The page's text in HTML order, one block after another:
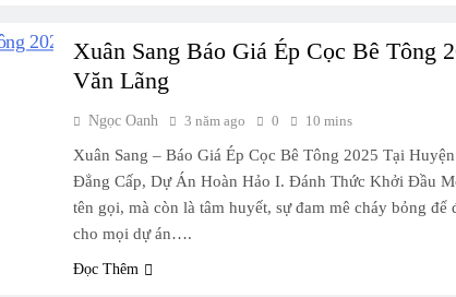
Xuân Sang Báo Giá Ép Cọc Bê Tông
Văn Lãng
Ngọc Oanh 3 năm ago 0 10 mins
Xuân Sang – Báo Giá Ép Cọc Bê Tông 2025 Tại
Đẳng Cấp, Dự Án Hoàn Hảo I. Đánh Thức Khởi Đầu
tên gọi, mà còn là tâm huyết, sự đam mê cháy bỏng để
cho mọi dự án….
Đọc Thêm